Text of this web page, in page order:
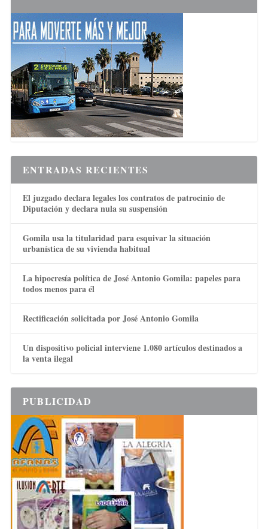
ENTRADAS RECIENTES
El juzgado declara legales los contratos de patrocinio de
Diputación y declara nula su suspensión
Gomila usa la titularidad para esquivar la situación
urbanística de su vivienda habitual
La hipocresía política de José Antonio Gomila: papeles para
todos menos para él
Rectificación solicitada por José Antonio Gomila
Un dispositivo policial interviene 1.080 artículos destinados a
la venta ilegal
PUBLICIDAD